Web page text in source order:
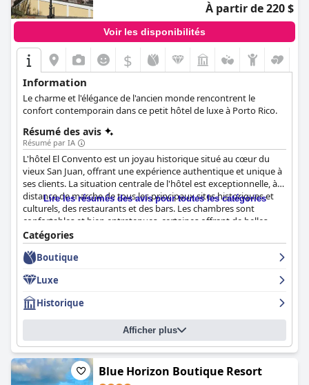
À partir de 220 $
Voir les disponibilités
$
Information
Le charme et l'élégance de l'ancien monde rencontrent le
confort contemporain dans ce petit hôtel de luxe à Porto Rico.
Résumé des avis
Résumé par IA
L'hôtel El Convento est un joyau historique situé au cœur du
vieux San Juan, offrant une expérience authentique et unique à
ses clients. La situation centrale de l'hôtel est exceptionnelle, à
distance de marche de tous les principaux sites historiques et
culturels, des restaurants et des bars. Les chambres sont
confortables et bien entretenues, certaines offrant de belles
vues et des terrasses cachées. Le personnel est excellent,
attentif, chaleureux et accueillant, faisant en sorte que les clients
se sentent comme chez eux. Les espaces extérieurs sont
jacuzzi. Si certains clients ont eu des problèmes avec la propreté
et le petit déjeuner, la majorité d'entre eux ont trouvé l'hôtel
exquis et magnifique. Dans l'ensemble, l'hôtel El Convento est
un excellent choix pour ceux qui souhaitent vivre une
expérience unique et authentique dans un emplacement de
choix.
Lire les résumés des avis pour toutes les catégories
Catégories
Boutique
Luxe
Historique
Afficher plus
Blue Horizon Boutique Resort